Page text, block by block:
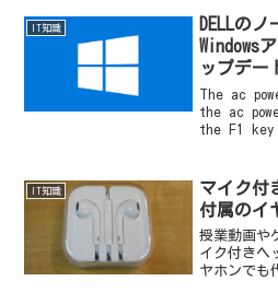
IT知識
DELLの
Windows
ップデー
あるので
更新した
The ac
the ac
the F1
IT知識
マイク付
付属のイ
授業動画や
イク付きヘ
ヤホンでも